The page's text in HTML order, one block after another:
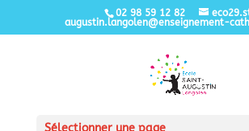
02 98 59 12 82
augustin.langolen@enseignement-
Sélectionner une page